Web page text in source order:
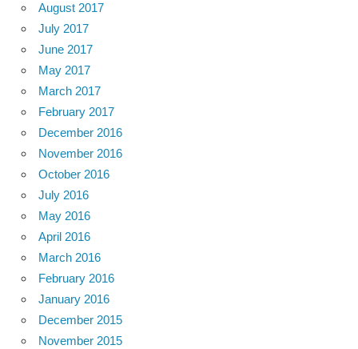
August 2017
July 2017
June 2017
May 2017
March 2017
February 2017
December 2016
November 2016
October 2016
July 2016
May 2016
April 2016
March 2016
February 2016
January 2016
December 2015
November 2015